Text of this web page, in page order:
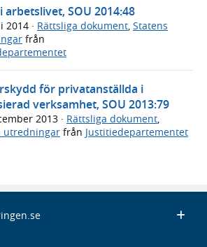
arbetslivet, SOU 2014:48
2014 · Rättsliga dokument, Statens
från
för privatanställda i
verksamhet, SOU 2013:79
2013 · Rättsliga dokument,
utredningar från Justitiedepartementet